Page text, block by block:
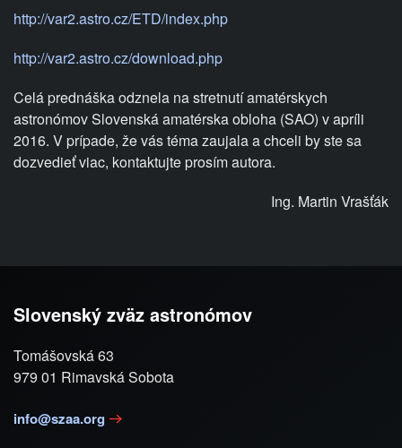
http://var2.astro.cz/ETD/index.php
http://var2.astro.cz/download.php
Celá prednáška odznela na stretnutí amatérskych
astronómov Slovenská amatérska obloha (SAO) v apríli
2016. V prípade, že vás téma zaujala a chceli by ste sa
dozvedieť viac, kontaktujte prosím autora.
Ing. Martin Vrašťák
Slovenský zväz astronómov
Tomášovská 63
979 01 Rimavská Sobota
info@szaa.org